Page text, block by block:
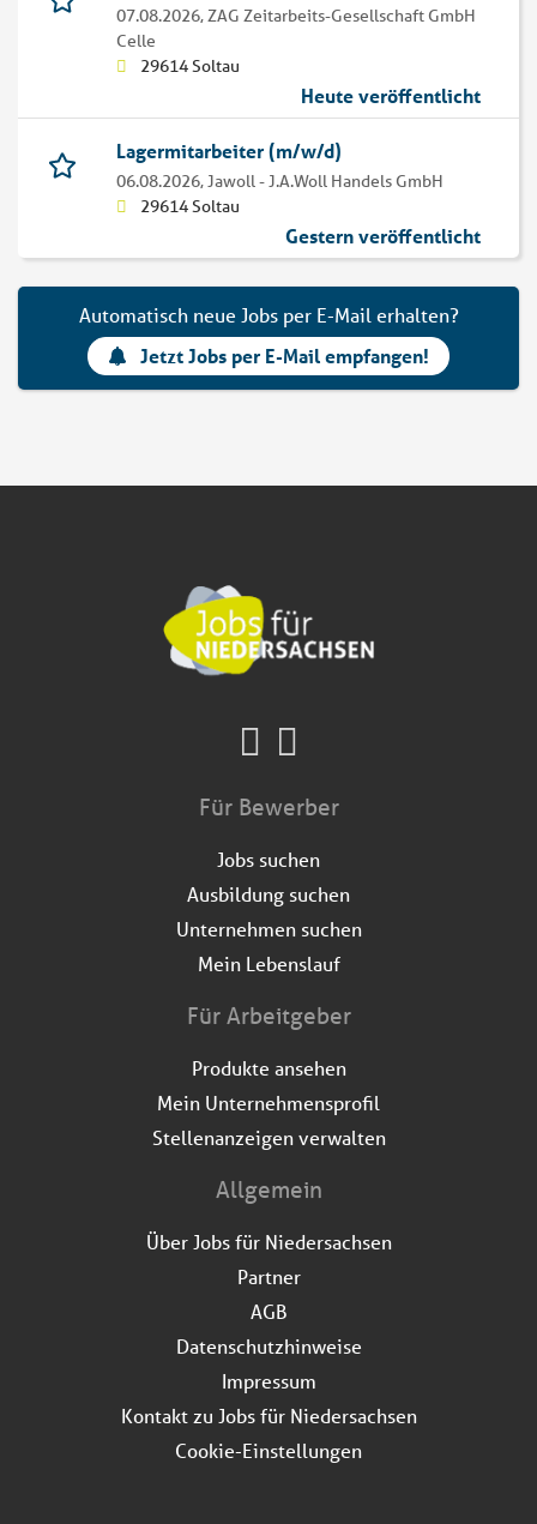
07.08.2026,ZAG Zeitarbeits-Gesellschaft GmbH
Celle
29614 Soltau
Heute veröffentlicht
Lagermitarbeiter (m/w/d)
06.08.2026,Jawoll - J.A.Woll Handels GmbH
29614 Soltau
Gestern veröffentlicht
Automatisch neue Jobs per E-Mail erhalten?
Jetzt Jobs per E-Mail empfangen!
Für Bewerber
Jobs suchen
Ausbildung suchen
Unternehmen suchen
Mein Lebenslauf
Für Arbeitgeber
Produkte ansehen
Mein Unternehmensprofil
Stellenanzeigen verwalten
Allgemein
Über Jobs für Niedersachsen
Partner
AGB
Datenschutzhinweise
Impressum
Kontakt zu Jobs für Niedersachsen
Cookie-Einstellungen